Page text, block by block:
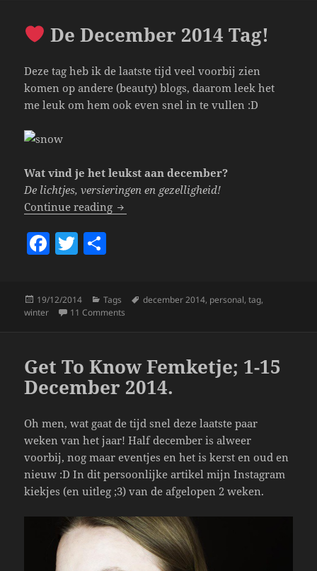
o
o
k
De December 2014 Tag!
Deze tag heb ik de laatste tijd veel voorbij zien
komen op andere (beauty) blogs, daarom leek het
me leuk om hem ook even snel in te vullen :D
Wat vind je het leukst aan december?
De lichtjes, versieringen en gezelligheid!
Continue reading De December 2014 Tag!
F
c
e
o
o
k
T
itt
er
a
re
Posted
on
19/12/2014 Categories
Tags Tags
december 2014, personal,tag,
winter
11 Comments
Get To Know Femketje; 1-15
December 2014.
Oh men, wat gaat de tijd snel deze laatste paar
weken van het jaar! Half december is alweer
voorbij, nog maar eventjes en het is kerst en oud en
nieuw :D In dit persoonlijke artikel mijn Instagram
kiekjes (en uitleg ;3) van de afgelopen 2 weken.